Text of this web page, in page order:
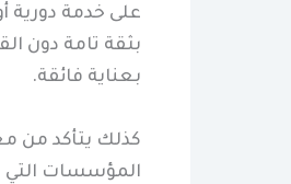
على خدمة دورية
بثقة تامة دون
بعناية فائقة.
كذلك يتأكد من
المؤسسات التي